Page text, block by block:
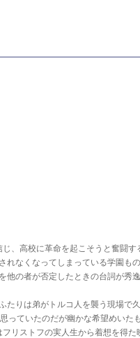
、高校に革命を起こそうと奮闘す
れなくなってしまっている学園も
他の者が否定したときの台詞が秀
たりは弟がトルコ人を襲う現場で
っていたのだが幽かな希望めいた
リストフの実人生から着想を得た